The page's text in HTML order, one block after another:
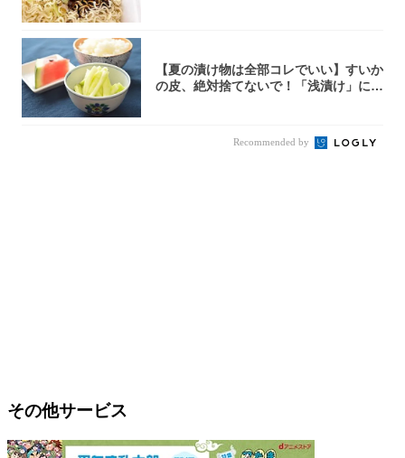
【夏の漬け物は全部コレでいい】すいか
の皮、絶対捨てないで！「浅漬け」にす
Recommended by
その他サービス